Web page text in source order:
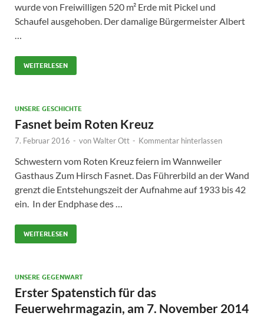
wurde von Freiwilligen 520 m² Erde mit Pickel und
Schaufel ausgehoben. Der damalige Bürgermeister Albert
WEITERLESEN
UNSERE GESCHICHTE
Fasnet beim Roten Kreuz
7. Februar 2016 - vonWalter Ott - Kommentar hinterlassen
Schwestern vom Roten Kreuz feiern im Wannweiler
Gasthaus Zum Hirsch Fasnet. Das Führerbild an der Wand
grenzt die Entstehungszeit der Aufnahme auf 1933 bis 42
ein. In der Endphase des …
WEITERLESEN
UNSERE GEGENWART
Erster Spatenstich für das
Feuerwehrmagazin, am 7. November 2014